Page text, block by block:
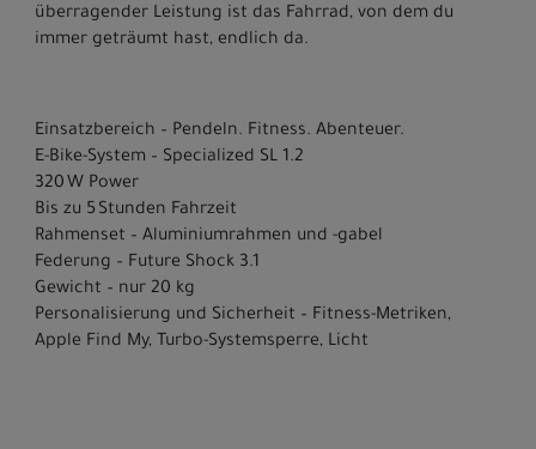
überragender Leistung ist das Fahrrad, von dem du
immer geträumt hast, endlich da.
Einsatzbereich – Pendeln. Fitness. Abenteuer.
E-Bike-System – Specialized SL 1.2
320 W Power
Bis zu 5 Stunden Fahrzeit
Rahmenset – Aluminiumrahmen und -gabel
Federung – Future Shock 3.1
Gewicht – nur 20 kg
Personalisierung und Sicherheit – Fitness-Metriken,
Apple Find My, Turbo-Systemsperre, Licht